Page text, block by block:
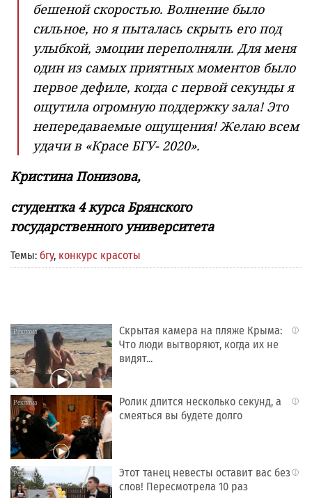
бешеной скоростью. Волнение было
сильное, но я пыталась скрыть его под
улыбкой, эмоции переполняли. Для меня
один из самых приятных моментов было
первое дефиле, когда с первой секунды я
ощутила огромную поддержку зала! Это
непередаваемые ощущения! Желаю всем
удачи в «Красе БГУ- 2020».
Кристина Понизова,
студентка 4 курса Брянского
государственного университета
Темы: бгу, конкурс красоты
i
Скрытая камера на пляже Крыма:
Что люди вытворяют, когда их не
видят...
i
Ролик длится несколько секунд, а
смеяться вы будете долго
i
Этот танец невесты оставит вас без
слов! Пересмотрела 10 раз